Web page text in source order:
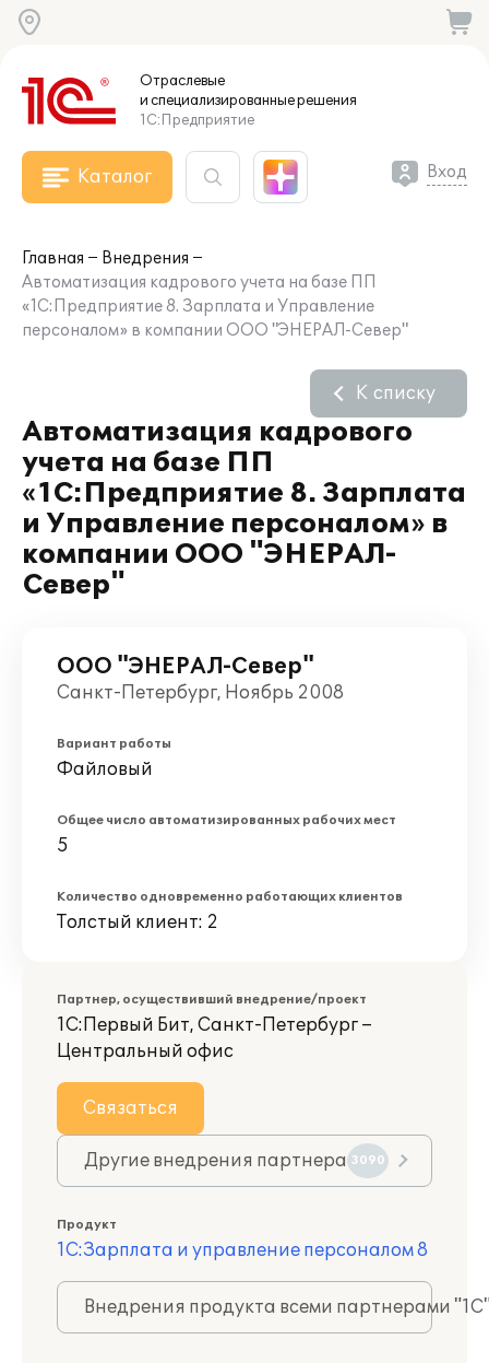
Отраслевые
и специализированныерешения
1С:Предприятие
Каталог Вход
Главная
Внедрения
Автоматизация кадрового учета на базе ПП
«1С:Предприятие 8. Зарплата и Управление
персоналом» в компании ООО "ЭНЕРАЛ-Север"
Автоматизация кадрового
учета на базе ПП
«1С:Предприятие 8. Зарплата
и Управление персоналом» в
компании ООО "ЭНЕРАЛ-
Север"
К списку
ООО "ЭНЕРАЛ-Север"
Санкт-Петербург, Ноябрь 2008
Вариант работы
Файловый
Общее число автоматизированных рабочих мест
5
Количество одновременно работающих клиентов
Толстый клиент: 2
Партнер, осуществивший внедрение/проект
1С:Первый Бит, Санкт-Петербург –
Центральный офис
Связаться
Другие внедрения партнера 3090
Продукт
1С:Зарплата и управление персоналом 8
Внедрения продукта всеми партнерами